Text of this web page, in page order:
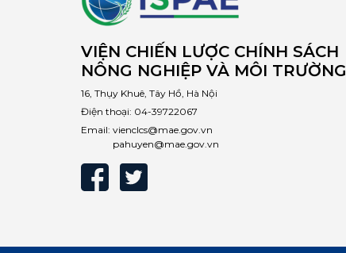
VIỆN CHIẾN LƯỢC CHÍNH SÁCH
NÔNG NGHIỆP VÀ MÔI TRƯỜNG
16, Thụy Khuê, Tây Hồ, Hà Nội
Điện thoại: 04-39722067
Email: vienclcs@mae.gov.vn
pahuyen@mae.gov.vn